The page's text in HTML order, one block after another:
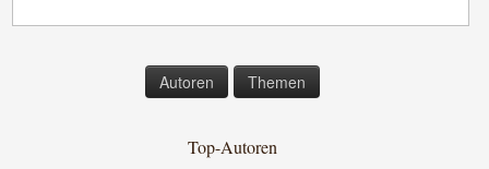
Autoren Themen
Top-Autoren